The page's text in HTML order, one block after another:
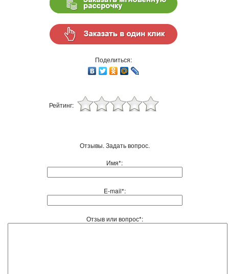
Поделиться:
Рейтинг:
Отзывы. Задать вопрос.
Имя*:
E-mail*:
Отзыв или вопрос*: